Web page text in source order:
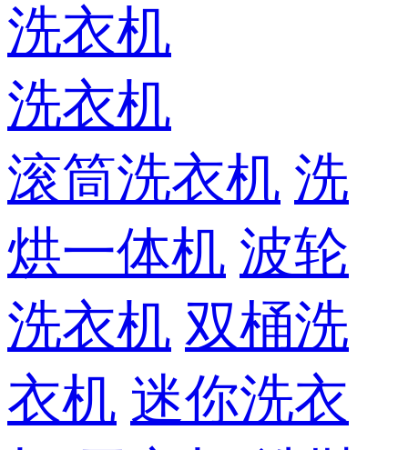
洗衣机
洗衣机
滚筒洗衣机 洗
烘一体机 波轮
洗衣机 双桶洗
衣机 迷你洗衣